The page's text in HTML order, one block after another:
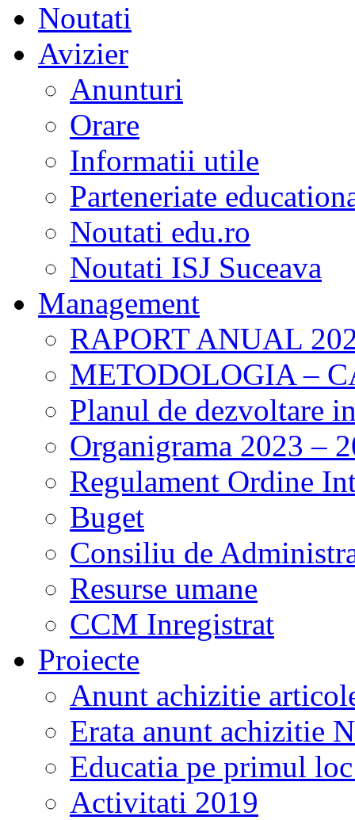
Noutati
Avizier
Anunturi
Orare
Informatii utile
Parteneriate
Noutati edu.ro
Noutati ISJ Suceava
Management
RAPORT ANUAL
METODOLOGIA –
Planul de dezvoltare
Organigrama 2023 –
Regulament Ordine
Buget
Consiliu de
Resurse umane
CCM Inregistrat
Proiecte
Anunt achizitie
Erata anunt achizitie
Educatia pe primul
Activitati 2019